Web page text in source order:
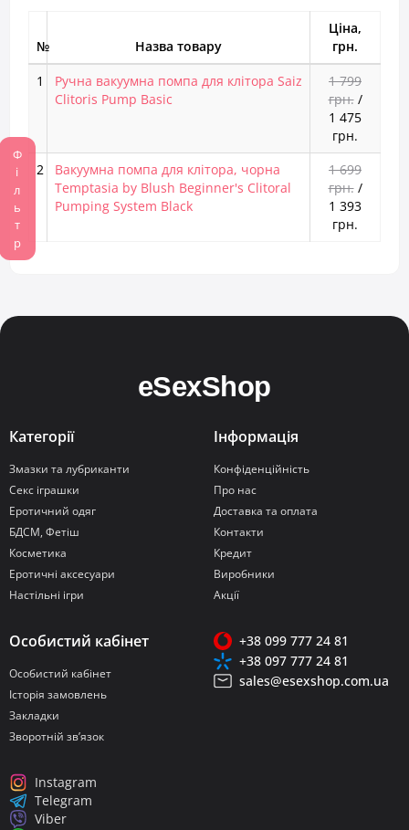
Фільтр
№ Назва товару
Ціна,
грн.
1
Ручна вакуумна помпа для клітора Saiz
Clitoris Pump Basic
1 799
грн./
1 475
грн.
2
Вакуумна помпа для клітора, чорна
Temptasia by Blush Beginner's Clitoral
Pumping System Black
1 699
грн./
1 393
грн.
Категорії
Змазки та лубриканти
Секс іграшки
Еротичний одяг
БДСМ, Фетіш
Косметика
Еротичні аксесуари
Настільні ігри
Інформація
Конфіденційність
Про нас
Доставка та оплата
Контакти
Кредит
Виробники
Акції
Особистий кабінет
Особистий кабінет
Історія замовлень
Закладки
Зворотній зв’язок
+38 099 777 24 81
+38 097 777 24 81
sales@esexshop.com.ua
Instagram
Telegram
Viber